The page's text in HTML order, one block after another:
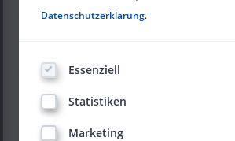
Anrede *
Vorname *
Datenschutzerklärung.
Essenziell
Statistiken
Marketing